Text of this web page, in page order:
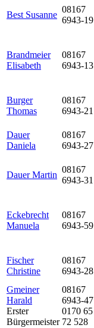
Best Susanne
08167
6943-19
Brandmeier
Elisabeth
08167
6943-13
Burger
Thomas
08167
6943-21
Dauer
Daniela
08167
6943-27
Dauer Martin
08167
6943-31
Eckebrecht
Manuela
08167
6943-59
Fischer
Christine
08167
6943-28
Gmeiner
Harald
Erster
Bürgermeister
08167
6943-47
0170 65
72 528